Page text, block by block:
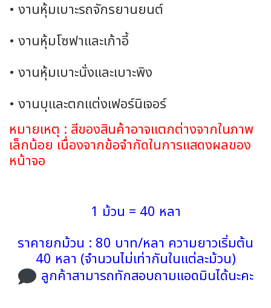
• งานหุ้มเบาะรถจักรยานยนต์
• งานหุ้มโซฟาและเก้าอี้
• งานหุ้มเบาะนั่งและเบาะพิง
• งานบุและตกแต่งเฟอร์นิเจอร์
หมายเหตุ : สีของสินค้าอาจแตกต่างจากในภาพ
เล็กน้อย เนื่องจากข้อจำกัดในการแสดงผลของ
หน้าจอ
1 ม้วน = 40 หลา
ราคายกม้วน : 80 บาท/หลา ความยาวเริ่มต้น
40 หลา (จำนวนไม่เท่ากันในแต่ละม้วน)
ลูกค้าสามารถทักสอบถามแอดมินได้นะคะ